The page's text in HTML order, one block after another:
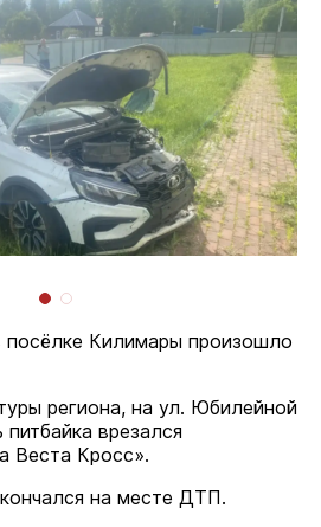
посёлке Килимары произошло
региона, на ул. Юбилейной
врезался
Веста Кросс».
на месте ДТП.